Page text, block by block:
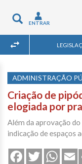
Toggle
navigation
ENTRAR
ADMINISTRAÇÃO
Criação de
elogiada por
Além da aprovação
indicação de espaços
FacebookTwitter